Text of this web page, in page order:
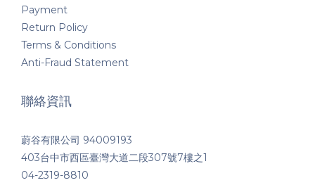
Payment
Return Policy
Terms & Conditions
Anti-Fraud Statement
聯絡資訊
蔚谷有限公司 94009193
403台中市西區臺灣大道二段307號7樓之1
04-2319-8810